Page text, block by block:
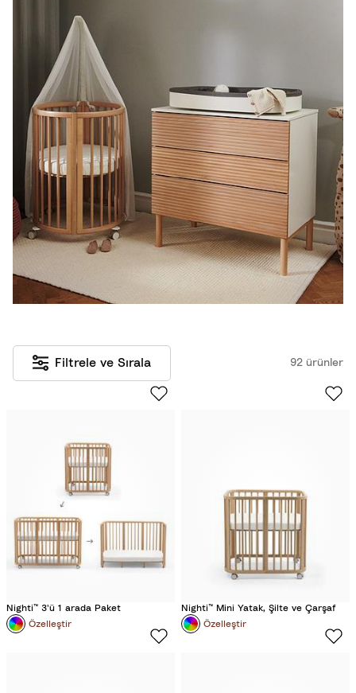
Filtrele ve Sırala 92 ürünler
Nighti™ 3'ü 1 arada Paket
Özelleştir
Nighti™ Mini Yatak, Şilte ve Çarşaf
Özelleştir